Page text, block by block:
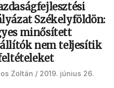
Székelyföldön:
minősített
nem teljesítik
Zoltán 2019. június 26.